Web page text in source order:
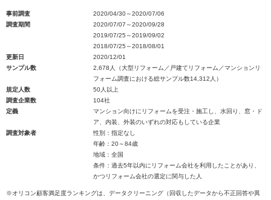
事前調査
2020/04/30～2020/07/06
調査期間
2020/07/07～2020/09/28
2019/07/25～2019/09/02
2018/07/25～2018/08/01
更新日
2020/12/01
サンプル数
2,678人（大型リフォーム／戸建てリフォーム／マンションリ
フォーム調査における総サンプル数14,312人）
規定人数
50人以上
調査企業数
104社
定義
マンション向けにリフォームを受注・施工し、水回り、窓・ド
ア、内装、外装のいずれの対応もしている企業
調査対象者
性別：指定なし
年齢：20～84歳
地域：全国
条件：過去5年以内にリフォーム会社を利用したことがあり、
かつリフォーム会社の選定に関与した人
※オリコン顧客満足度ランキングは、データクリーニング（回収したデータから不正回答や異